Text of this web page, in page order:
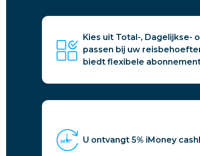
Kies uit Total-, Dagelijkse-
passen bij uw
biedt flexibele
U ontvangt 5% iMoney